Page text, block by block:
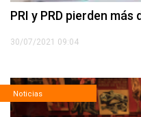
PRI y PRD pierden más
30/07/2021 09:04
Noticias